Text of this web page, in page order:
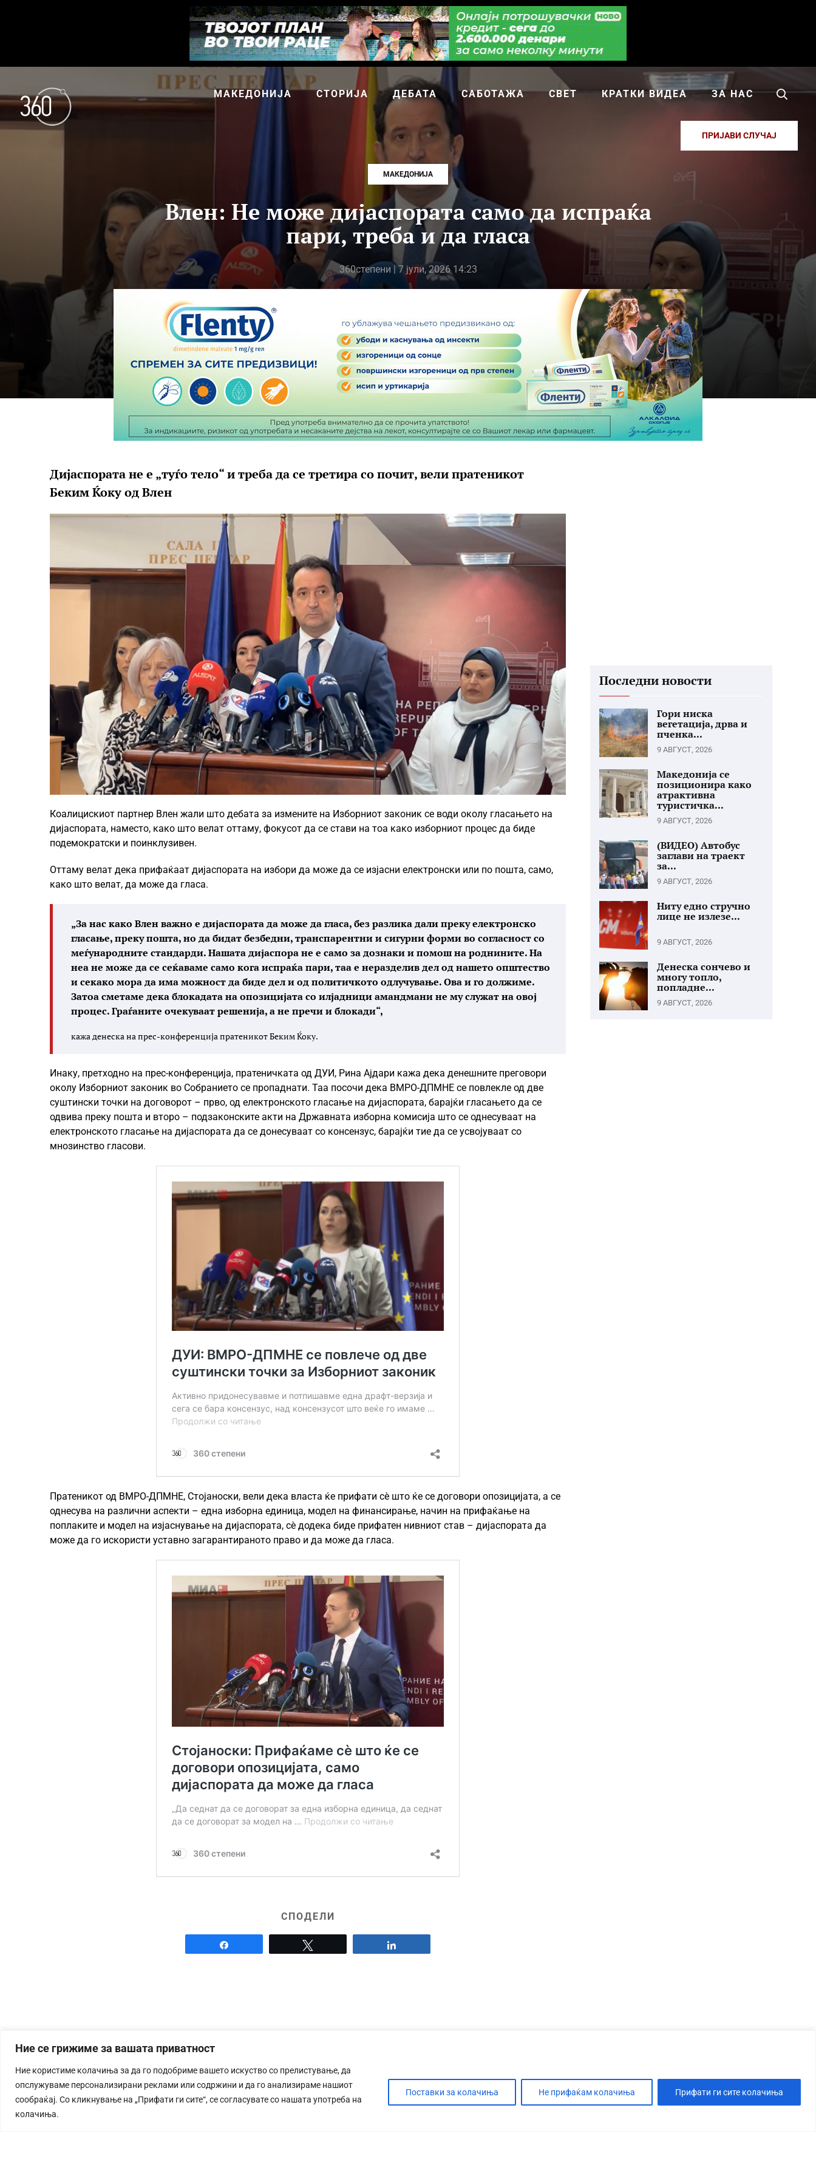
Ние се грижиме за вашата приватност
Ние користиме колачиња за да го подобриме вашето искуство со прелистување, да
опслужуваме персонализирани реклами или содржини и да го анализираме нашиот
сообраќај. Со кликнување на „Прифати ги сите“, се согласувате со нашата употреба на
колачиња.
Поставки за колачиња Не прифаќам колачиња Прифати ги сите колачиња
МАКЕДОНИЈА СТОРИЈА ДЕБАТА САБОТАЖА СВЕТ КРАТКИ ВИДЕА ЗА НАС
ПРИЈАВИ СЛУЧАЈ
МАКЕДОНИЈА
Влен: Не може дијаспората само да испраќа
пари, треба и да гласа
360степени | 7 јули, 2026 14:23
Дијаспората не е „туѓо тело“ и треба да се третира со почит, вели пратеникот
Беким Ќоку од Влен
Коалицискиот партнер Влен жали што дебата за измените на Изборниот законик се води околу гласањето на
дијаспората, наместо, како што велат оттаму, фокусот да се стави на тоа како изборниот процес да биде
подемократски и поинклузивен.
Оттаму велат дека прифаќаат дијаспората на избори да може да се изјасни електронски или по пошта, само,
кaко што велат, да може да гласа.
„За нас како Влен важно е дијаспората да може да гласа, без разлика дали преку електронско
гласање, преку пошта, но да бидат безбедни, транспарентни и сигурни форми во согласност со
меѓународните стандарди. Нашата дијаспора не е само за дознаки и помош на роднините. На
неа не може да се сеќаваме само кога испраќа пари, таа е неразделив дел од нашето општество
и секако мора да има можност да биде дел и од политичкото одлучување. Ова и го должиме.
Затоа сметаме дека блокадата на опозицијата со илјадници амандмани не му служат на овој
процес. Граѓаните очекуваат решенија, а не пречи и блокади“,
кажа денеска на прес-конференција пратеникот Беким Ќоку.
Инаку, претходно на прес-конференција, пратеничката од ДУИ, Рина Ајдари кажа дека денешните преговори
околу Изборниот законик во Собранието се пропаднати. Таа посочи дека ВМРО-ДПМНЕ се повлекле од две
суштински точки на договорот – прво, од електронското гласање на дијаспората, барајќи гласањето да се
одвива преку пошта и второ – подзаконските акти на Државната изборна комисија што се однесуваат на
електронското гласање на дијаспората да се донесуваат со консензус, барајќи тие да се усвојуваат со
мнозинство гласови.
Пратеникот од ВМРО-ДПМНЕ, Стојаноски, вели дека власта ќе прифати сè што ќе се договори опозицијата, а се
однесува на различни аспекти – една изборна единица, модел на финансирање, начин на прифаќање на
поплаките и модел на изјаснување на дијаспората, сè додека биде прифатен нивниот став – дијаспората да
може да го искористи уставно загарантираното право и да може да гласа.
СПОДЕЛИ
Последни новости
Гори ниска
вегетација, дрва и
пченка...
9 АВГУСТ, 2026
Македонија се
позиционира како
атрактивна
туристичка...
9 АВГУСТ, 2026
(ВИДЕО) Автобус
заглави на траект
за...
9 АВГУСТ, 2026
Ниту едно стручно
лице не излезе...
9 АВГУСТ, 2026
Денеска сончево и
многу топло,
попладне...
9 АВГУСТ, 2026